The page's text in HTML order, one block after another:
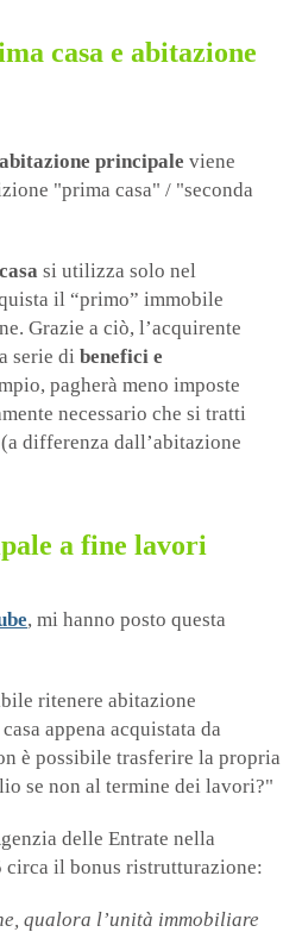
casa e abitazione
abitazione principale viene
"prima casa" / "seconda
si utilizza solo nel
il “primo” immobile
Grazie a ciò, l’acquirente
serie di benefici e
pagherà meno imposte
necessario che si tratti
differenza dall’abitazione
a fine lavori
, mi hanno posto questa
ritenere abitazione
appena acquistata da
è possibile trasferire la propria
se non al termine dei lavori?"
delle Entrate nella
circa il bonus ristrutturazione:
qualora l’unità immobiliare